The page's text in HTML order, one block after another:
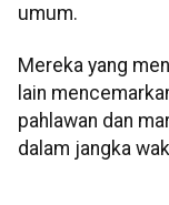
umum.
Mereka yang
lain
pahlawan dan
dalam jangka